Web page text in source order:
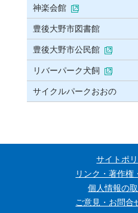
神楽会館
豊後大野市図書館
豊後大野市公民館
リバーパーク犬飼
サイクルパークおおの
サイトポ
リンク・著作権
個人情報の
ご意見・お問合